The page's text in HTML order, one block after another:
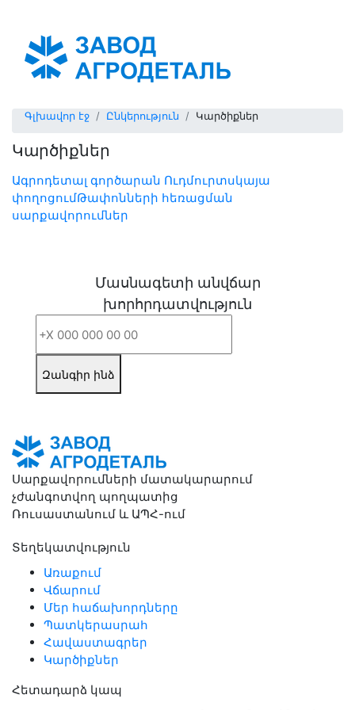
Գլխավոր էջ Ընկերություն Կարծիքներ
Կարծիքներ
Ագրոդետալ գործարան Ուդմուրտսկայա
փողոցումԹափոնների հեռացման
սարքավորումներ
Մասնագետի անվճար
խորհրդատվություն
Զանգիր ինձ
Սարքավորումների մատակարարում
չժանգոտվող պողպատից
Ռուսաստանում և ԱՊՀ-ում
Տեղեկատվություն
Առաքում
Վճարում
Մեր հաճախորդները
Պատկերասրահ
Հավաստագրեր
Կարծիքներ
Հետադարձ կապ